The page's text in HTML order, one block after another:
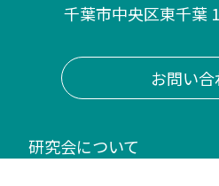
千葉市中央区東千葉
お問い
研究会について